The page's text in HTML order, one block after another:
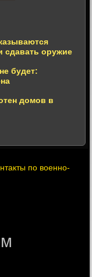
сдавать оружие
будет:
домов в
по военно-